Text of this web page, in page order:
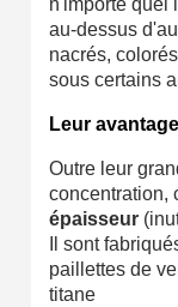
n'importe quel
au-dessus
nacrés,
sous certains
Leur
Outre leur
concentration,
épaisseur
Il sont
paillettes de
titane